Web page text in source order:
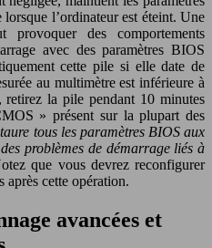
l’ordinateur est éteint. Une
des comportements
avec des paramètres BIOS
cette pile si elle date de
au multimètre est inférieure à
la pile pendant 10 minutes
» présent sur la plupart des
tous les paramètres BIOS aux
problèmes de démarrage liés à
que vous devrez reconfigurer
après cette opération.
avancées et